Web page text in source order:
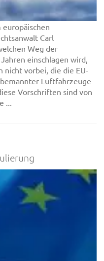
Carl
Weg der
einschlagen wird,
nicht vorbei, die die EU-
Luftfahrzeuge
Vorschriften sind von